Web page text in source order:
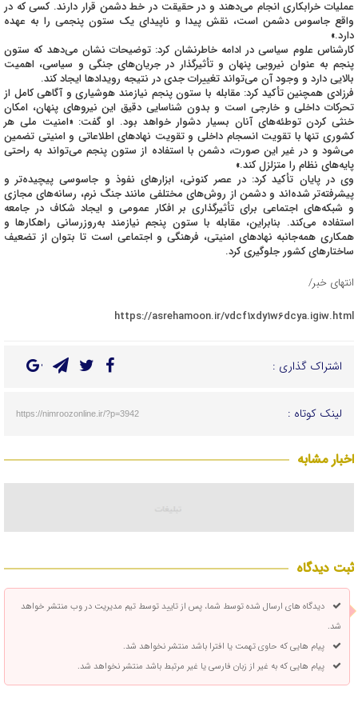
عملیات خرابکاری انجام می‌دهند و در حقیقت در خط دشمن قرار دارند. کسی که در
واقع جاسوس دشمن است، نقش پیدا و ناپیدای یک ستون پنجمی را به عهده
دارد.»
کارشناس علوم سیاسی در ادامه خاطرنشان کرد: توضیحات نشان می‌دهد که ستون
پنجم به عنوان نیرویی پنهان و تأثیرگذار در جریان‌های جنگی و سیاسی، اهمیت
بالایی دارد و وجود آن می‌تواند تغییرات جدی در نتیجه رویدادها ایجاد کند.
فرزادی همچنین تأکید کرد: مقابله با ستون پنجم نیازمند هوشیاری و آگاهی کامل از
تحرکات داخلی و خارجی است و بدون شناسایی دقیق این نیروهای پنهان، امکان
خنثی کردن توطئه‌های آنان بسیار دشوار خواهد بود. او گفت: «امنیت ملی هر
کشوری تنها با تقویت انسجام داخلی و تقویت نهادهای اطلاعاتی و امنیتی تضمین
می‌شود و در غیر این صورت، دشمن با استفاده از ستون پنجم می‌تواند به راحتی
پایه‌های نظام را متزلزل کند.»
وی در پایان تأکید کرد: در عصر کنونی، ابزارهای نفوذ و جاسوسی پیچیده‌تر و
پیشرفته‌تر شده‌اند و دشمن از روش‌های مختلفی مانند جنگ نرم، رسانه‌های مجازی
و شبکه‌های اجتماعی برای تأثیرگذاری بر افکار عمومی و ایجاد شکاف در جامعه
استفاده می‌کند. بنابراین، مقابله با ستون پنجم نیازمند به‌روزرسانی راهکارها و
همکاری همه‌جانبه نهادهای امنیتی، فرهنگی و اجتماعی است تا بتوان از تضعیف
ساختارهای کشور جلوگیری کرد.
انتهای خبر/
https://asrehamoon.ir/vdcf1xdy1w6dcya.igiw.html
اشتراک گذاری :
لینک کوتاه : https://nimroozonline.ir/?p=3942
اخبار مشابه
ثبت دیدگاه
دیدگاه های ارسال شده توسط شما، پس از تایید توسط تیم مدیریت در وب منتشر خواهد
شد.
پیام هایی که حاوی تهمت یا افترا باشد منتشر نخواهد شد.
پیام هایی که به غیر از زبان فارسی یا غیر مرتبط باشد منتشر نخواهد شد.